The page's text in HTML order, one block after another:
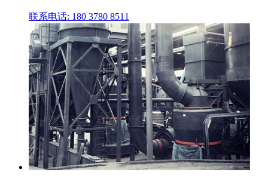
联系电话: 180 3780 8511